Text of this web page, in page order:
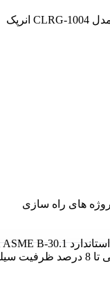
های راه سازی